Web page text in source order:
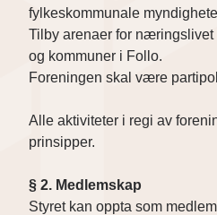
fylkeskommunale
Tilby arenaer for næringslivet
og kommuner i Follo.
Foreningen skal være
Alle aktiviteter i regi av
prinsipper.
§ 2. Medlemskap
Styret kan oppta som